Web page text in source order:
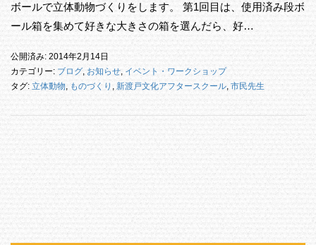
ボールで立体動物づくりをします。 第1回目は、使用済み段ボ
ール箱を集めて好きな大きさの箱を選んだら、好…
公開済み: 2014年2月14日
カテゴリー: ブログ, お知らせ, イベント・ワークショップ
タグ: 立体動物, ものづくり , 新渡戸文化アフタースクール, 市民先生